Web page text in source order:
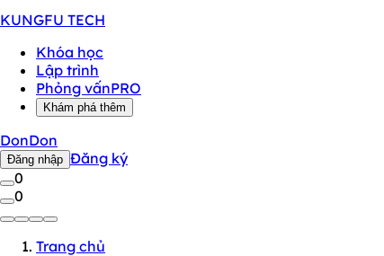
KUNGFU TECH
Khóa học
Lập trình
Phỏng vấnPRO
Khám phá thêm
DonDon
Đăng nhập Đăng ký
0
0
Trang chủ